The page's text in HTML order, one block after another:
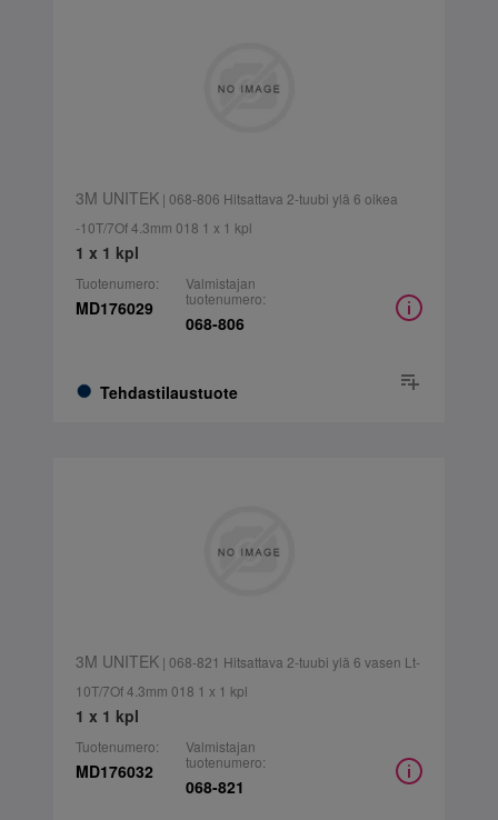
3M UNITEK| 068-806 Hitsattava 2-tuubi ylä 6 oikea
-10T/7Of 4.3mm 018 1 x 1 kpl
1 x 1 kpl
Tuotenumero:
MD176029
Tehdastilaustuote
Valmistajan
tuotenumero:
068-806
3M UNITEK| 068-821 Hitsattava 2-tuubi ylä 6 vasen Lt-
10T/7Of 4.3mm 018 1 x 1 kpl
1 x 1 kpl
Tuotenumero:
MD176032
Valmistajan
tuotenumero:
068-821